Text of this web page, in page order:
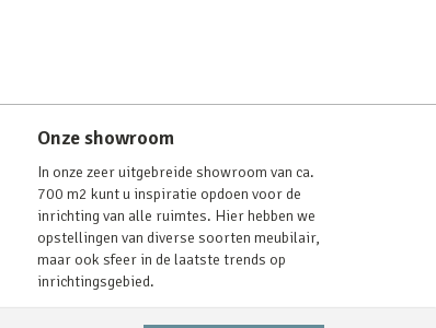
Onze showroom
In onze zeer uitgebreide showroom van ca.
700 m2 kunt u inspiratie opdoen voor de
inrichting van alle ruimtes. Hier hebben we
opstellingen van diverse soorten meubilair,
maar ook sfeer in de laatste trends op
inrichtingsgebied.